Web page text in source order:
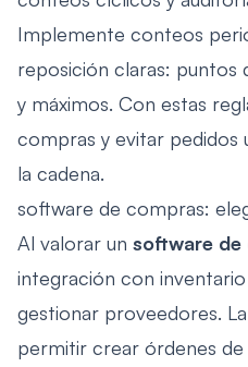
Implemente conteos
reposición claras: puntos
y máximos. Con estas
compras y evitar pedidos
la cadena.
software de compras:
Al valorar un software de
integración con
gestionar proveedores.
permitir crear órdenes